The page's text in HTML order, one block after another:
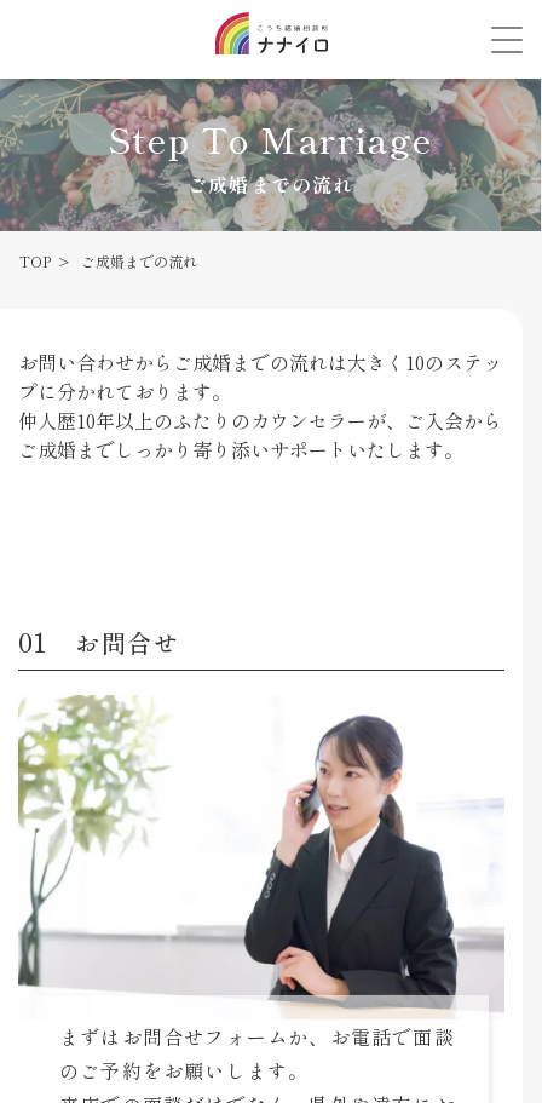
Step To Marriage
ご成婚までの流れ
TOP ご成婚までの流れ
お問い合わせからご成婚までの流れは大きく10のステッ
プに分かれております。
仲人歴10年以上のふたりのカウンセラーが、ご入会から
ご成婚までしっかり寄り添いサポートいたします。
お問合せ
まずはお問合せフォームか、お電話で面談
のご予約をお願いします。